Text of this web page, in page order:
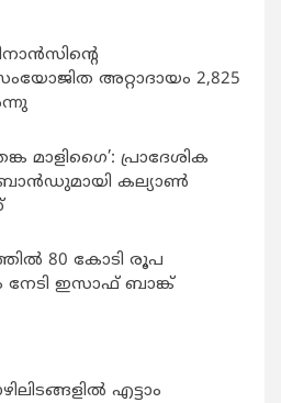
അറ്റാദായം 2,825
മാളിഗൈ’: പ്രാദേശിക
കല്യാണ്‍
80 കോടി രൂപ
നേടി ഇസാഫ് ബാങ്ക്
എട്ടാം